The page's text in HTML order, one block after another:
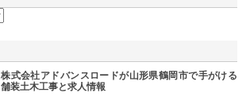
株式会社アドバンスロードが山形県鶴岡市で手がける
舗装土木工事と求人情報